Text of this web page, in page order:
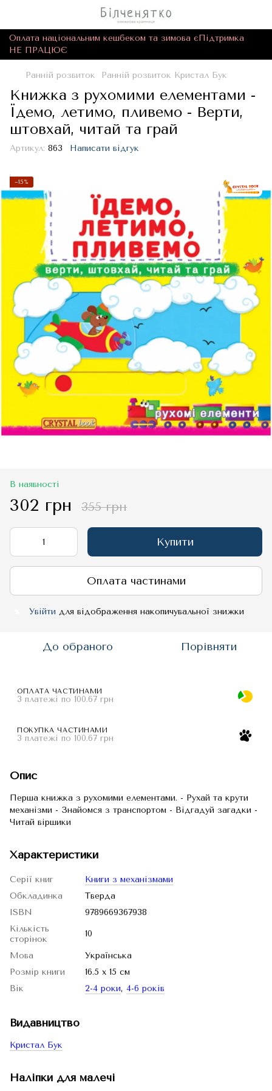
Оплата національним кешбеком та зимова єПідтримка
НЕ ПРАЦЮЄ
Ранній розвиток Ранній розвиток Кристал Бук
Книжка з рухомими елементами -
Їдемо, летимо, пливемо - Верти,
штовхай, читай та грай
Артикул: 863 Написати відгук
−15%
В наявності
302 грн 355 грн
Купити
Оплата частинами
Увійти для відображення накопичувальної знижки
До обраного Порівняти
ОПЛАТА ЧАСТИНАМИ
3 платежі по 100.67 грн
ПОКУПКА ЧАСТИНАМИ
3 платежі по 100.67 грн
Опис
Перша книжка з рухомими елементами. - Рухай та крути
механізми - Знайомся з транспортом - Відгадуй загадки -
Читай віршики
Характеристики
Серії книг
Книги з механізмами
Обкладинка
Тверда
ISBN
9789669367938
Кількість
сторінок
10
Мова
Українська
Розмір книги
16.5 х 15 см
Вік
2-4 роки, 4-6 років
Видавництво
Кристал Бук
Наліпки для малечі